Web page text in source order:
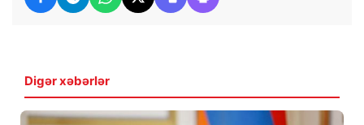
Digər xəbərlər